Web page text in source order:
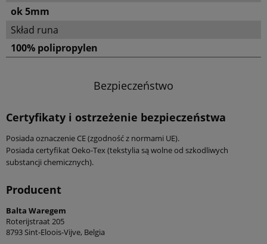
ok 5mm
Skład runa
100% polipropylen
Bezpieczeństwo
Certyfikaty i ostrzeżenie bezpieczeństwa
Posiada oznaczenie CE (zgodność z normami UE).
Posiada certyfikat Oeko-Tex (tekstylia są wolne od szkodliwych
substancji chemicznych).
Producent
Balta Waregem
Roterijstraat 205
8793 Sint-Eloois-Vijve, Belgia